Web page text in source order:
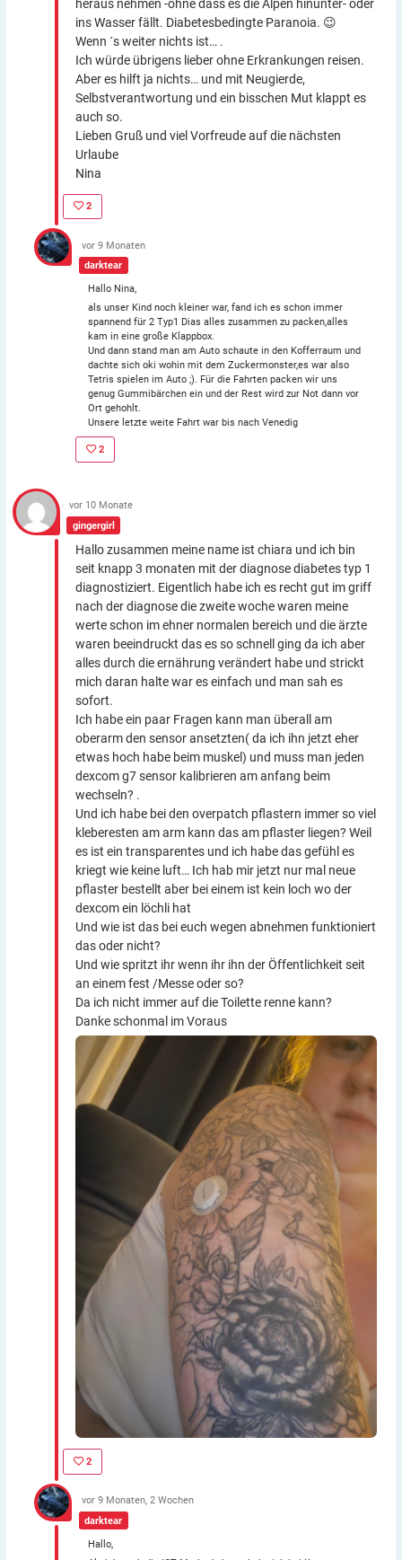
heraus nehmen -ohne dass es die Alpen hinunter- oder
ins Wasser fällt. Diabetesbedingte Paranoia. 😉
Wenn ´s weiter nichts ist… .
Ich würde übrigens lieber ohne Erkrankungen reisen.
Aber es hilft ja nichts… und mit Neugierde,
Selbstverantwortung und ein bisschen Mut klappt es
auch so.
Lieben Gruß und viel Vorfreude auf die nächsten
Urlaube
Nina
2
darktear
vor 9 Monaten
Hallo Nina,
als unser Kind noch kleiner war, fand ich es schon immer
spannend für 2 Typ1 Dias alles zusammen zu packen,alles
kam in eine große Klappbox.
Und dann stand man am Auto schaute in den Kofferraum und
dachte sich oki wohin mit dem Zuckermonster,es war also
Tetris spielen im Auto ;). Für die Fahrten packen wir uns
genug Gummibärchen ein und der Rest wird zur Not dann vor
Ort gehohlt.
Unsere letzte weite Fahrt war bis nach Venedig
2
gingergirl
vor 10 Monate
Hallo zusammen meine name ist chiara und ich bin
seit knapp 3 monaten mit der diagnose diabetes typ 1
diagnostiziert. Eigentlich habe ich es recht gut im griff
nach der diagnose die zweite woche waren meine
werte schon im ehner normalen bereich und die ärzte
waren beeindruckt das es so schnell ging da ich aber
alles durch die ernährung verändert habe und strickt
mich daran halte war es einfach und man sah es
sofort.
Ich habe ein paar Fragen kann man überall am
oberarm den sensor ansetzten( da ich ihn jetzt eher
etwas hoch habe beim muskel) und muss man jeden
dexcom g7 sensor kalibrieren am anfang beim
wechseln? .
Und ich habe bei den overpatch pflastern immer so viel
kleberesten am arm kann das am pflaster liegen? Weil
es ist ein transparentes und ich habe das gefühl es
kriegt wie keine luft… Ich hab mir jetzt nur mal neue
pflaster bestellt aber bei einem ist kein loch wo der
dexcom ein löchli hat
Und wie ist das bei euch wegen abnehmen funktioniert
das oder nicht?
Und wie spritzt ihr wenn ihr ihn der Öffentlichkeit seit
an einem fest /Messe oder so?
Da ich nicht immer auf die Toilette renne kann?
Danke schonmal im Voraus
2
darktear
vor 9 Monaten, 2 Wochen
Hallo,